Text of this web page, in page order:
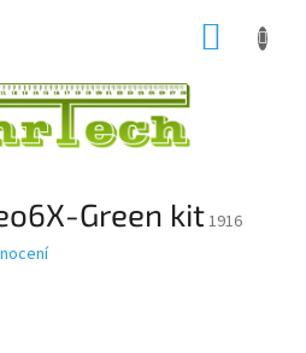
Green kit1916